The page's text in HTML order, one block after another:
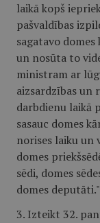
laikā kopš
pašvaldības
sagatavo
un nosūta to
ministram ar
aizsardzības
darbdienu laikā
sasauc domes
norises laiku un
domes
sēdi, domes
domes deputāti."
3. Izteikt 32.